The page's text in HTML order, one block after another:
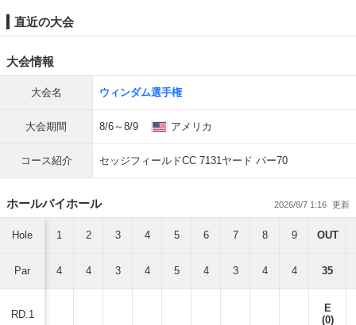
直近の大会
大会情報
大会名 ウィンダム選手権
大会期間 8/6～8/9 アメリカ
コース紹介 セッジフィールドCC 7131ヤード パー70
ホールバイホール 2026/8/7 1:16
Hole
Par
RD.1
1 2 3 4 5 6 7 8 9 OUT
4 4 3 4 5 4 3 4 4 35
E
(0)